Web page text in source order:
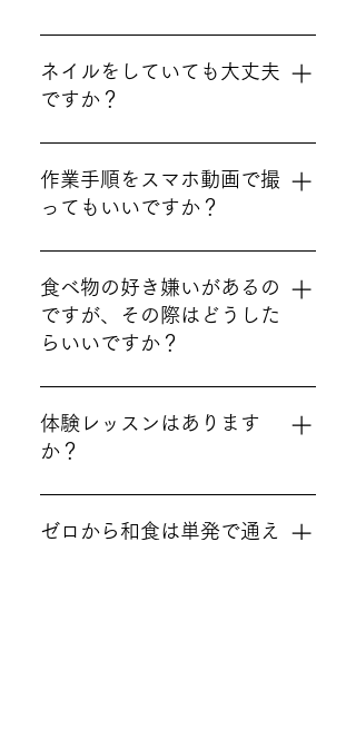
ょうが焼き・鯖の味噌煮から
の受講がオススメです。ご不
明な点はお気軽にお問い合わ
いいえ。申し訳ございませ
ん。 当教室は「女性専用」と
させていただいております。
行っておりません。
ネイルをしていても大丈夫
ですか？
はい。 大丈夫ですが、ネイル
を衛生的ではないと感じる方
もいらっしゃいますので、ゴ
願いいたします。指輪も調理
の妨げになるため、できれば
お外しいただくか、ゴム手袋
の着用をお願いいたします。
作業手順をスマホ動画で撮
ってもいいですか？
いいえ。 申し訳ございませ
ん。スムーズにレッスンを行
うためご遠慮ください。でき
あがった料理は自由に撮影し
食べ物の好き嫌いがあるの
ですが、その際はどうした
らいいですか？
レシピを変えることはしてお
りませんが、盛り付けの際、
苦手な食材を省くことは可能
体験レッスンはあります
か？
はい、あります。 和食の基礎
を少しずつ盛り込んだレッス
ゼロから和食は単発で通え